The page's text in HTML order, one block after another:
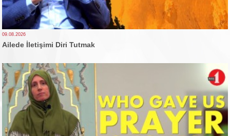
09.08.2026
Ailede İletişimi Diri Tutmak